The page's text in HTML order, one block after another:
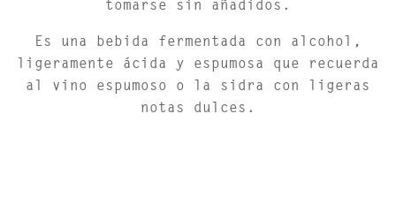
tomarse sin añadidos.
Es una bebida fermentada con alcohol,
ligeramente ácida y espumosa que recuerda
al vino espumoso o la sidra con ligeras
notas dulces.